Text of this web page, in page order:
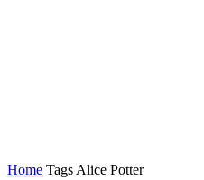
Home Tags Alice Potter